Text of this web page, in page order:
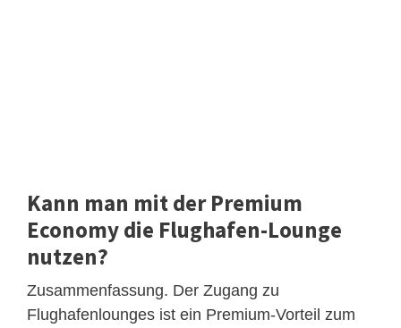
Kann man mit der Premium
Economy die Flughafen-Lounge
nutzen?
Zusammenfassung. Der Zugang zu
Flughafenlounges ist ein Premium-Vorteil zum